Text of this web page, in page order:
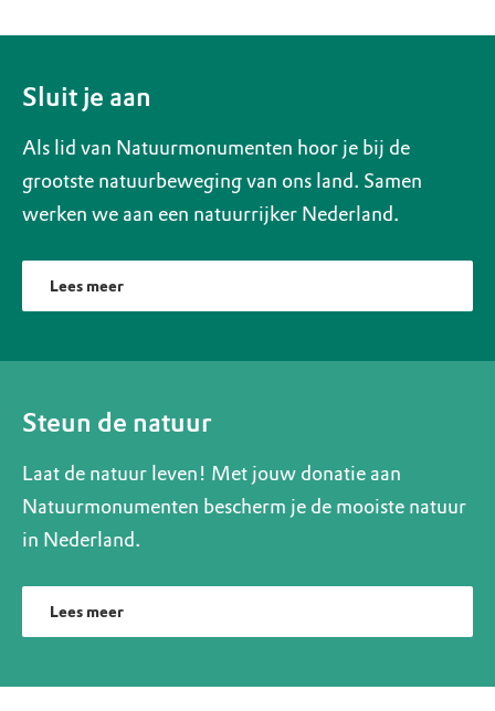
Sluit je aan
Als lid van Natuurmonumenten hoor je bij de
grootste natuurbeweging van ons land. Samen
werken we aan een natuurrijker Nederland.
Lees meer
Steun de natuur
Laat de natuur leven! Met jouw donatie aan
Natuurmonumenten bescherm je de mooiste natuur
in Nederland.
Lees meer